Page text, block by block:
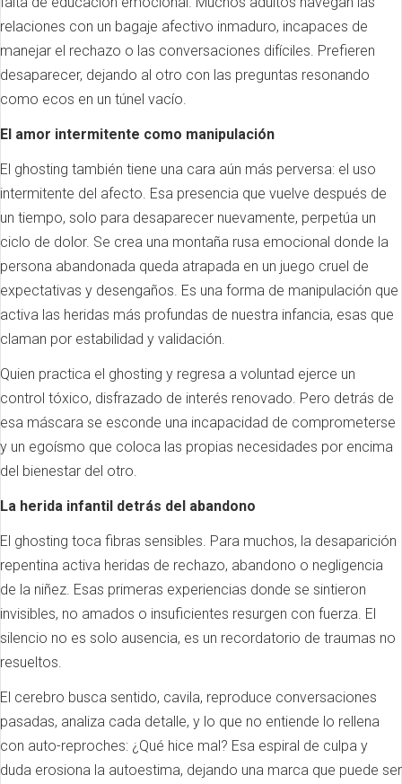
relaciones con un bagaje afectivo inmaduro, incapaces de
manejar el rechazo o las conversaciones difíciles. Prefieren
desaparecer, dejando al otro con las preguntas resonando
como ecos en un túnel vacío.
El amor intermitente como manipulación
El ghosting también tiene una cara aún más perversa: el uso
intermitente del afecto. Esa presencia que vuelve después de
un tiempo, solo para desaparecer nuevamente, perpetúa un
ciclo de dolor. Se crea una montaña rusa emocional donde la
persona abandonada queda atrapada en un juego cruel de
expectativas y desengaños. Es una forma de manipulación que
activa las heridas más profundas de nuestra infancia, esas que
claman por estabilidad y validación.
Quien practica el ghosting y regresa a voluntad ejerce un
control tóxico, disfrazado de interés renovado. Pero detrás de
esa máscara se esconde una incapacidad de comprometerse
y un egoísmo que coloca las propias necesidades por encima
del bienestar del otro.
La herida infantil detrás del abandono
El ghosting toca fibras sensibles. Para muchos, la desaparición
repentina activa heridas de rechazo, abandono o negligencia
de la niñez. Esas primeras experiencias donde se sintieron
invisibles, no amados o insuficientes resurgen con fuerza. El
silencio no es solo ausencia, es un recordatorio de traumas no
resueltos.
El cerebro busca sentido, cavila, reproduce conversaciones
pasadas, analiza cada detalle, y lo que no entiende lo rellena
con auto-reproches: ¿Qué hice mal? Esa espiral de culpa y
duda erosiona la autoestima, dejando una marca que puede ser